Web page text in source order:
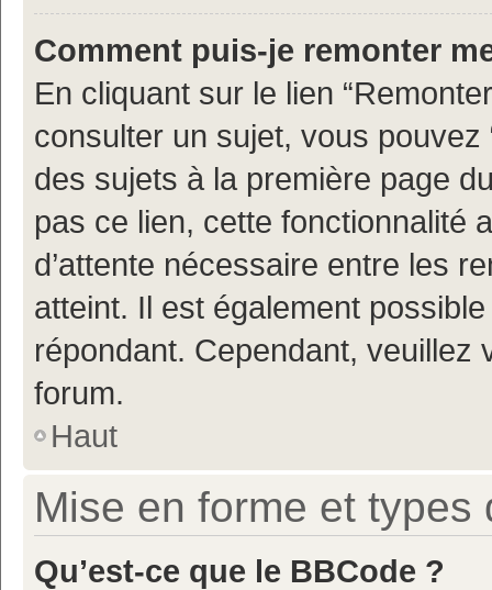
Comment puis-je remonter
En cliquant sur le lien
consulter un sujet, vous pouvez
des sujets à la première page
pas ce lien, cette fonctionnalité
d’attente nécessaire entre les
atteint. Il est également
répondant. Cependant,
forum.
Haut
Mise en forme et types
Qu’est-ce que le BBCode ?